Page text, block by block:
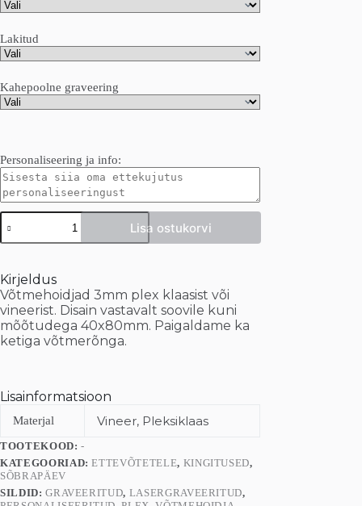
Lakitud
Kahepoolne graveering
Personaliseering ja info:
Personaliseeritud
võtmehoidjad
kogus
Lisa ostukorvi
Kirjeldus
Võtmehoidjad 3mm plex klaasist või
vineerist. Disain vastavalt soovile kuni
mõõtudega 40x80mm. Paigaldame ka
ketiga võtmerõnga.
Lisainformatsioon
Materjal Vineer, Pleksiklaas
TOOTEKOOD:-
KATEGOORIAD:ETTEVÕTETELE, KINGITUSED,
SÕBRAPÄEV
SILDID:GRAVEERITUD, LASERGRAVEERITUD,